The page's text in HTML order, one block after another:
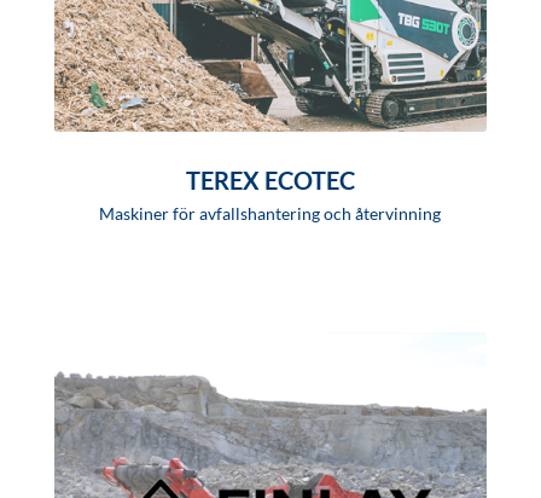
TEREX ECOTEC
Maskiner för avfallshantering och återvinning